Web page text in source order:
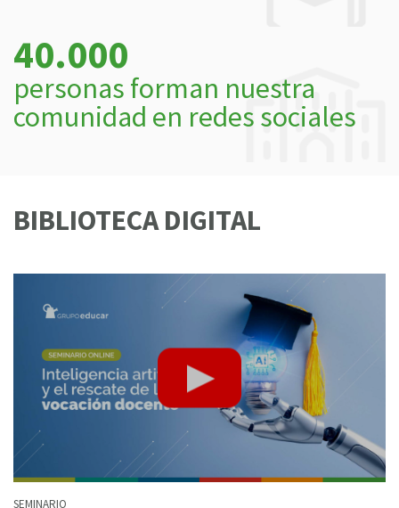
40.000
personas forman nuestra
comunidad en redes sociales
BIBLIOTECA DIGITAL
SEMINARIO